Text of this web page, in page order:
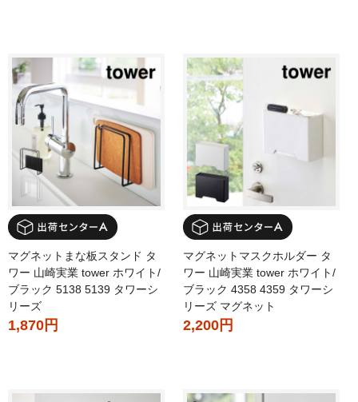
マグネットまな板スタンド タ
ワー 山崎実業 tower ホワイト/
ブラック 5138 5139 タワーシ
リーズ
1,870円
マグネットマスクホルダー タ
ワー 山崎実業 tower ホワイト/
ブラック 4358 4359 タワーシ
リーズ マグネット
2,200円